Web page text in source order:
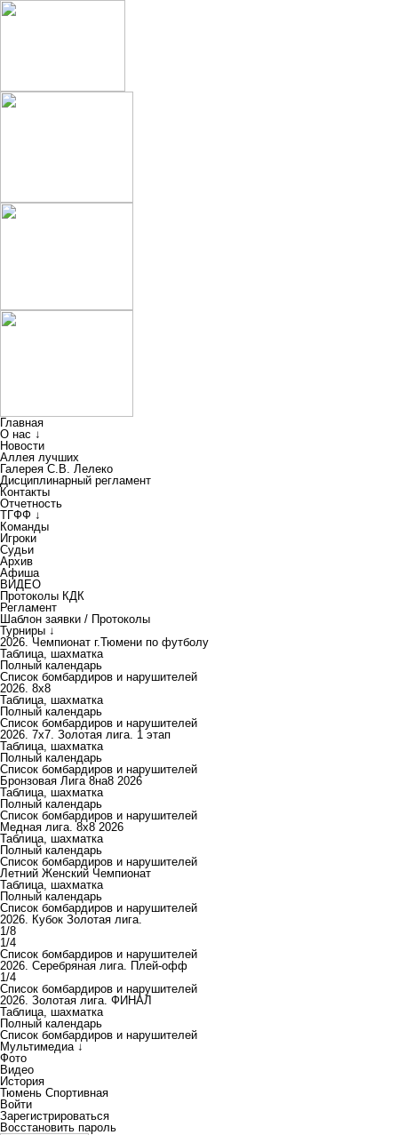
Главная
О нас ↓
Новости
Аллея лучших
Галерея С.В. Лелеко
Дисциплинарный регламент
Контакты
Отчетность
ТГФФ ↓
Команды
Игроки
Судьи
Архив
Афиша
ВИДЕО
Протоколы КДК
Регламент
Шаблон заявки / Протоколы
Турниры ↓
2026. Чемпионат г.Тюмени по футболу
Таблица, шахматка
Полный календарь
Список бомбардиров и нарушителей
2026. 8х8
Таблица, шахматка
Полный календарь
Список бомбардиров и нарушителей
2026. 7х7. Золотая лига. 1 этап
Таблица, шахматка
Полный календарь
Список бомбардиров и нарушителей
Бронзовая Лига 8на8 2026
Таблица, шахматка
Полный календарь
Список бомбардиров и нарушителей
Медная лига. 8x8 2026
Таблица, шахматка
Полный календарь
Список бомбардиров и нарушителей
Летний Женский Чемпионат
Таблица, шахматка
Полный календарь
Список бомбардиров и нарушителей
2026. Кубок Золотая лига.
1/8
1/4
Список бомбардиров и нарушителей
2026. Серебряная лига. Плей-офф
1/4
Список бомбардиров и нарушителей
2026. Золотая лига. ФИНАЛ
Таблица, шахматка
Полный календарь
Список бомбардиров и нарушителей
Мультимедиа ↓
Фото
Видео
История
Тюмень Спортивная
Войти
Зарегистрироваться
Восстановить пароль